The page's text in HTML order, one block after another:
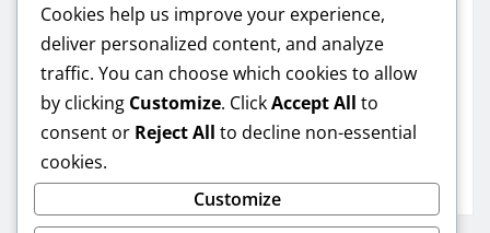
SODAS
Sodo planavimas mažam sklypui:
12 idėjų, kurios atrodo moderniai
ir veikia praktiškai
Romas Adomavičius Jun 10, 2026
Cookies help us improve your experience,
deliver personalized content, and analyze
traffic. You can choose which cookies to allow
by clicking Customize. ClickAccept All to
consent or Reject All to decline non-essential
cookies.
Customize